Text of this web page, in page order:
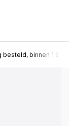
besteld, binnen 1 à 2